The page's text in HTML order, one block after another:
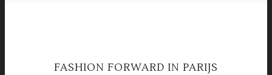
FASHION FORWARD IN PARIJS